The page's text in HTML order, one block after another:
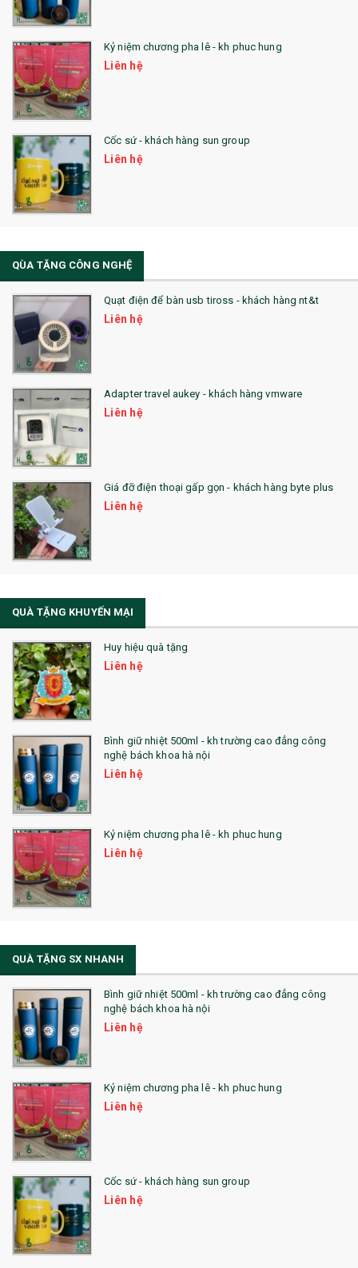
25. QUÀ TẶNG GLASSLOCK
26. QUÀ TẶNG LUMINARC
28. BỘ ĐỒ ĂN CAO CẤP
29. MÓC KHOÁ
31. TÚI VẢI KHÔNG DỆT
32. TÚI VẢI BỐ
33. MŨ LƯỠI TRAI
36. QUẠT NHỰA QUẢNG CÁO
QUÀ TẶNG KHUYẾN MẠI
QUÀ TẶNG SX NHANH
QUÀ TẶNG HỘI THẢO
QUÀ TẶNG CÔNG NGHỆ
SẢN PHẨM ĐÃ THỰC HIỆN
QUÀ TẶNG SỨC KHỎE
SẢN PHẨM MỚI 2021
Sổ Sạc Đa Năng
La Fonte
Kỷ niệm chương pha lê - kh phuc hung
Liên hệ
Cốc sứ - khách hàng sun group
Liên hệ
QÙA TẶNG CÔNG NGHỆ
Quạt điện để bàn usb tiross - khách hàng nt&t
Liên hệ
Adapter travel aukey - khách hàng vmware
Liên hệ
Giá đỡ điện thoại gấp gọn - khách hàng byte plus
Liên hệ
QUÀ TẶNG KHUYẾN MẠI
Huy hiệu quà tặng
Liên hệ
Bình giữ nhiệt 500ml - kh trường cao đẳng công
nghệ bách khoa hà nội
Liên hệ
Kỷ niệm chương pha lê - kh phuc hung
Liên hệ
QUÀ TẶNG SX NHANH
Bình giữ nhiệt 500ml - kh trường cao đẳng công
nghệ bách khoa hà nội
Liên hệ
Kỷ niệm chương pha lê - kh phuc hung
Liên hệ
Cốc sứ - khách hàng sun group
Liên hệ